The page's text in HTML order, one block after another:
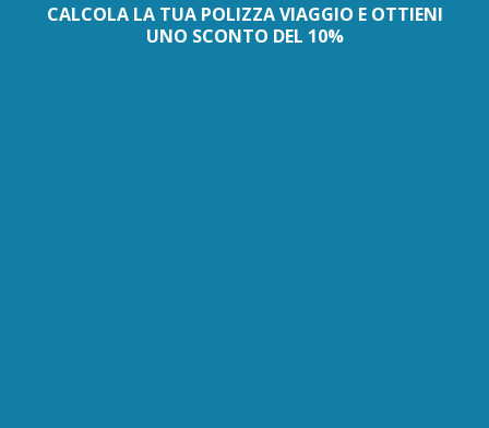
CALCOLA LA TUA POLIZZA VIAGGIO E OTTIENI
UNO SCONTO DEL 10%